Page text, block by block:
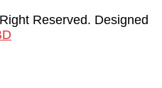
Reserved. Designed